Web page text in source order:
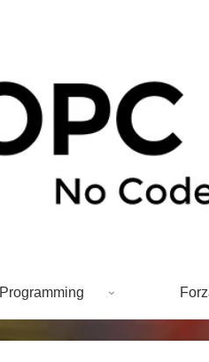
Programming